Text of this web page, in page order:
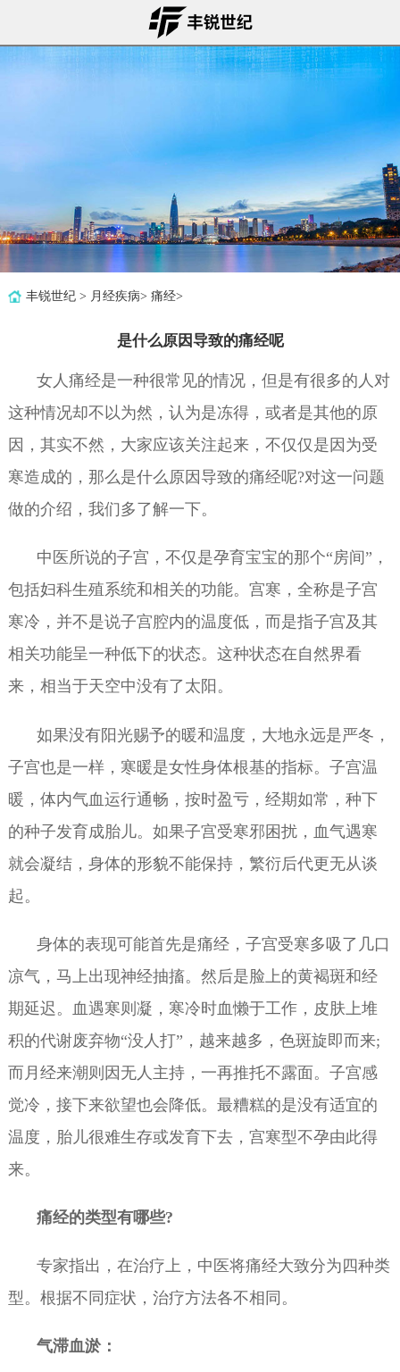
丰锐世纪> 月经疾病> 痛经>
是什么原因导致的痛经呢
女人痛经是一种很常见的情况，但是有很多的人对
这种情况却不以为然，认为是冻得，或者是其他的原
因，其实不然，大家应该关注起来，不仅仅是因为受
寒造成的，那么是什么原因导致的痛经呢?对这一问题
做的介绍，我们多了解一下。
中医所说的子宫，不仅是孕育宝宝的那个“房间”，
包括妇科生殖系统和相关的功能。宫寒，全称是子宫
寒冷，并不是说子宫腔内的温度低，而是指子宫及其
相关功能呈一种低下的状态。这种状态在自然界看
来，相当于天空中没有了太阳。
如果没有阳光赐予的暖和温度，大地永远是严冬，
子宫也是一样，寒暖是女性身体根基的指标。子宫温
暖，体内气血运行通畅，按时盈亏，经期如常，种下
的种子发育成胎儿。如果子宫受寒邪困扰，血气遇寒
就会凝结，身体的形貌不能保持，繁衍后代更无从谈
起。
身体的表现可能首先是痛经，子宫受寒多吸了几口
凉气，马上出现神经抽搐。然后是脸上的黄褐斑和经
期延迟。血遇寒则凝，寒冷时血懒于工作，皮肤上堆
积的代谢废弃物“没人打”，越来越多，色斑旋即而来;
而月经来潮则因无人主持，一再推托不露面。子宫感
觉冷，接下来欲望也会降低。最糟糕的是没有适宜的
温度，胎儿很难生存或发育下去，宫寒型不孕由此得
来。
痛经的类型有哪些?
专家指出，在治疗上，中医将痛经大致分为四种类
型。根据不同症状，治疗方法各不相同。
气滞血淤：